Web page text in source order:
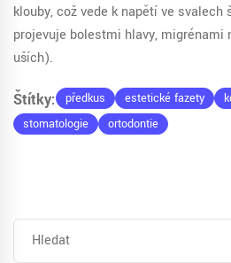
klouby, což vede k napětí ve svalech
projevuje bolestmi hlavy,
uších).
Štítky: předkus estetické fazety
stomatologie
ortodontie